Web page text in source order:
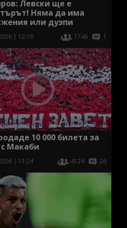
Левски ще е
Няма да има
или дузпи
| 12:10 1746 1
10 000 билета за
Макаби
| 11:24 4124 26